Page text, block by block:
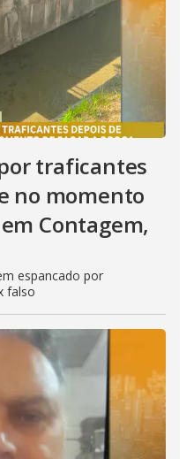
traficantes
no momento
Contagem,
espancado por
falso